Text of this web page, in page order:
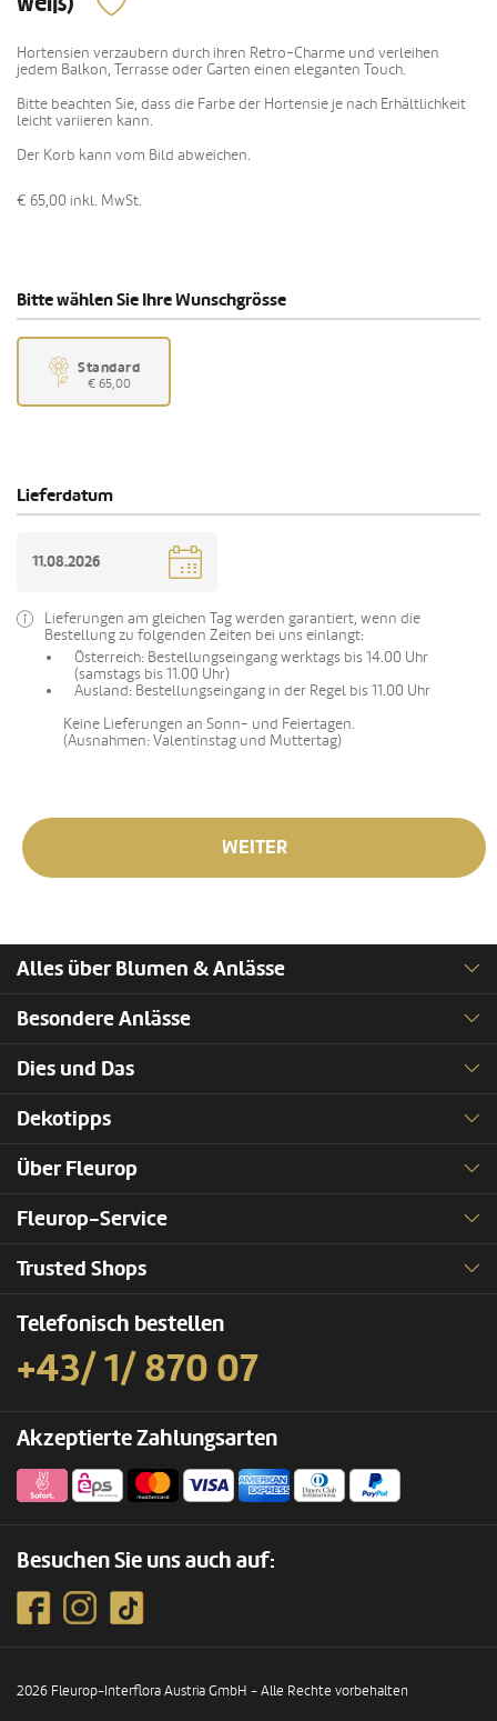
Hortensien verzaubern durch ihren Retro-Charme und verleihen
jedem Balkon, Terrasse oder Garten einen eleganten Touch.
Bitte beachten Sie, dass die Farbe der Hortensie je nach Erhältlichkeit
leicht variieren kann.
Der Korb kann vom Bild abweichen.
€ 65,00 inkl. MwSt.
Bitte wählen Sie Ihre Wunschgrösse
Standard
€ 65,00
Lieferdatum
Lieferungen am gleichen Tag werden garantiert, wenn die
Bestellung zu folgenden Zeiten bei uns einlangt:
Österreich: Bestellungseingang werktags bis 14.00 Uhr
(samstags bis 11.00 Uhr)
Ausland: Bestellungseingang in der Regel bis 11.00 Uhr
Keine Lieferungen an Sonn- und Feiertagen.
(Ausnahmen: Valentinstag und Muttertag)
WEITER
Alles über Blumen & Anlässe
Besondere Anlässe
Dies und Das
Dekotipps
Über Fleurop
Fleurop-Service
Trusted Shops
Telefonisch bestellen
+43/ 1/ 870 07
Akzeptierte Zahlungsarten
Besuchen Sie uns auch auf:
2026 Fleurop-Interflora Austria GmbH - Alle Rechte vorbehalten